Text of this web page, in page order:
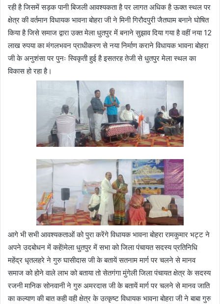
रही है जिसमें सड़क पानी बिजली आवश्यकता है पर लागत अधिक है ऊक्त स्थल पर
क्षेत्र की वर्तमान विधायक भावना बोहरा जी ने मिनी गिरौदपुरी जैतघाम बनाने घोषित
किया है जिसे समाज द्वारा उक्त मेला धुतपुर में बनाने सुझाव दिया गया है वहीं नया 12
लाख रुपया का मंगलभवन प्राधीकरण से नया निर्माण कराने विधायक भावना बोहरा
जी के अनुशंसा पर पुनः स्विकृती हुई है इसतरह तेजी से धुतपुर मेला स्थल का
विकास हो रहा है।
आगे भी सभी आवश्यकताओं को पुरा करेंगे विधायक भावना बोहरा रामकुमार भट्ट ने
अपने उदबोधन में कहें!मेला धुतपुर में सभा को जिला पंचायत सदस्य प्रतिनिधि
महेंद्र धृतलहरे ने गुरु घासीदास जी के बतायें सतनाम मार्ग पर चलने से मानव
समाज को होने वाले लाभ को बताया तो सेतगंगा मुंगेली जिला पंचायत क्षेत्र के सदस्य
रजनी मानिक सोनवानी ने गुरु अमरदास जी के बतायें मार्ग पर चलने से मानव जाति
का कल्याण की बात कही वही क्षेत्र के उत्कृष्ट विधायक भावना बोहरा जी ने बाबा गुरु